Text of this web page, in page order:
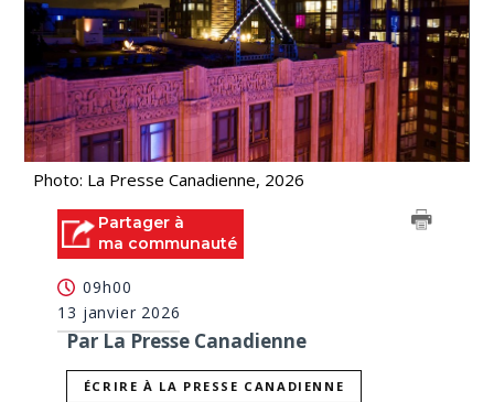
Photo: La Presse Canadienne, 2026
Partager à
ma communauté
09h00
13 janvier 2026
Par La Presse Canadienne
ÉCRIRE À LA PRESSE CANADIENNE